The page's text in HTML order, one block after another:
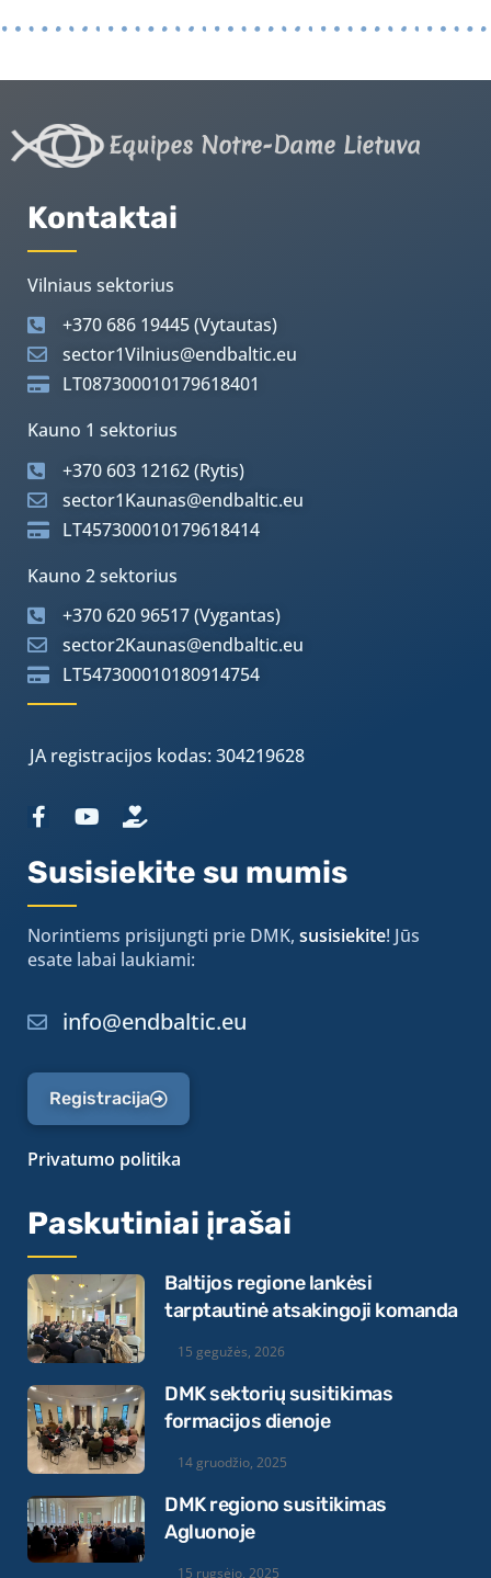
Equipes Notre-Dame Lietuva
Kontaktai
Vilniaus sektorius
+370 686 19445 (Vytautas)
sector1Vilnius@endbaltic.eu
LT087300010179618401
Kauno 1 sektorius
+370 603 12162 (Rytis)
sector1Kaunas@endbaltic.eu
LT457300010179618414
Kauno 2 sektorius
+370 620 96517 (Vygantas)
sector2Kaunas@endbaltic.eu
LT547300010180914754
JA registracijos kodas: 304219628
Susisiekite su mumis
Norintiems prisijungti prie DMK, susisiekite! Jūs
esate labai laukiami:
info@endbaltic.eu
Registracija
Privatumo politika
Paskutiniai įrašai
Baltijos regione lankėsi
tarptautinė atsakingoji komanda
15 gegužės, 2026
DMK sektorių susitikimas
formacijos dienoje
14 gruodžio, 2025
DMK regiono susitikimas
Agluonoje
15 rugsėjo, 2025